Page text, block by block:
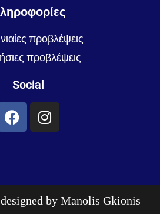
προβλέψεις
προβλέψεις
Social
by Manolis Gkionis